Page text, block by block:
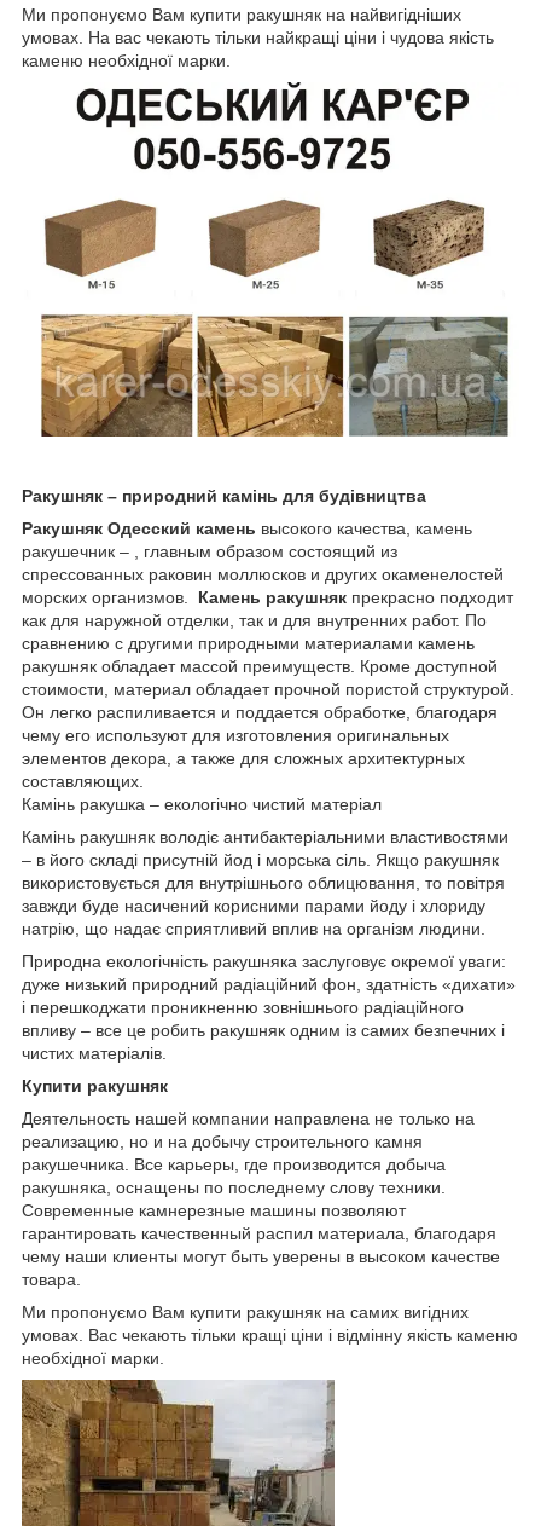
Ми пропонуємо Вам купити ракушняк на найвигідніших
умовах. На вас чекають тільки найкращі ціни і чудова якість
каменю необхідної марки.
Ракушняк – природний камінь для будівництва
Ракушняк Одесский камень высокого качества, камень
ракушечник – , главным образом состоящий из
спрессованных раковин моллюсков и других окаменелостей
морских организмов.
Камень ракушняк прекрасно подходит
как для наружной отделки, так и для внутренних работ. По
сравнению с другими природными материалами камень
ракушняк обладает массой преимуществ. Кроме доступной
стоимости, материал обладает прочной пористой структурой.
Он легко распиливается и поддается обработке, благодаря
чему его используют для изготовления оригинальных
элементов декора, а также для сложных архитектурных
составляющих.
Камінь ракушка – екологічно чистий матеріал
Камінь ракушняк володіє антибактеріальними властивостями
– в його складі присутній йод і морська сіль. Якщо ракушняк
використовується для внутрішнього облицювання, то повітря
завжди буде насичений корисними парами йоду і хлориду
натрію, що надає сприятливий вплив на організм людини.
Природна екологічність ракушняка заслуговує окремої уваги:
дуже низький природний радіаційний фон, здатність «дихати»
і перешкоджати проникненню зовнішнього радіаційного
впливу – все це робить ракушняк одним із самих безпечних і
чистих матеріалів.
Купити ракушняк
Деятельность нашей компании направлена не только на
реализацию, но и на добычу строительного камня
ракушечника. Все карьеры, где производится добыча
ракушняка, оснащены по последнему слову техники.
Современные камнерезные машины позволяют
гарантировать качественный распил материала, благодаря
чему наши клиенты могут быть уверены в высоком качестве
товара.
Ми пропонуємо Вам купити ракушняк на самих вигідних
умовах. Вас чекають тільки кращі ціни і відмінну якість каменю
необхідної марки.